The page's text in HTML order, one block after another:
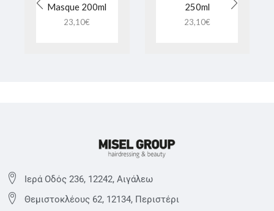
Masque 200ml
23,10€
250ml
23,10€
Ιερά Οδός 236, 12242, Αιγάλεω
Θεμιστoκλέους 62, 12134, Περιστέρι